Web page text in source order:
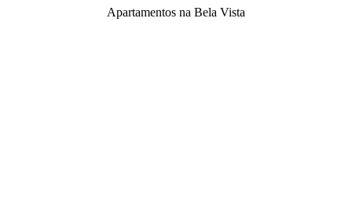
Apartamentos na Bela Vista